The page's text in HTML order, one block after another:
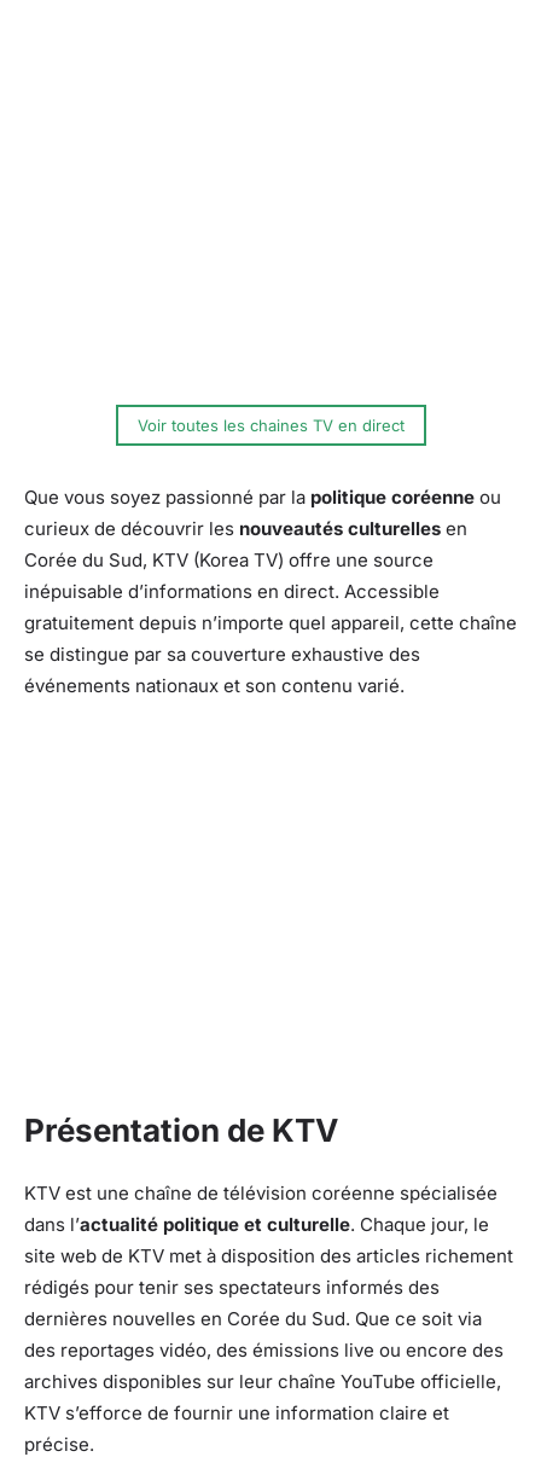
Voir toutes les chaines TV en direct
Que vous soyez passionné par la politique coréenne ou
curieux de découvrir les nouveautés culturelles en
Corée du Sud, KTV (Korea TV) offre une source
inépuisable d’informations en direct. Accessible
gratuitement depuis n’importe quel appareil, cette chaîne
se distingue par sa couverture exhaustive des
événements nationaux et son contenu varié.
Présentation de KTV
KTV est une chaîne de télévision coréenne spécialisée
dans l’actualité politique et culturelle. Chaque jour, le
site web de KTV met à disposition des articles richement
rédigés pour tenir ses spectateurs informés des
dernières nouvelles en Corée du Sud. Que ce soit via
des reportages vidéo, des émissions live ou encore des
archives disponibles sur leur chaîne YouTube officielle,
KTV s’efforce de fournir une information claire et
précise.